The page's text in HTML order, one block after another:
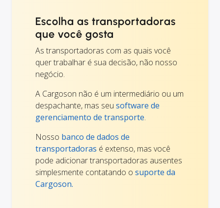
Escolha as transportadoras
que você gosta
As transportadoras com as quais você
quer trabalhar é sua decisão, não nosso
negócio.
A Cargoson não é um intermediário ou um
despachante, mas seu software de
gerenciamento de transporte.
Nosso banco de dados de
transportadoras é extenso, mas você
pode adicionar transportadoras ausentes
simplesmente contatando o suporte da
Cargoson.